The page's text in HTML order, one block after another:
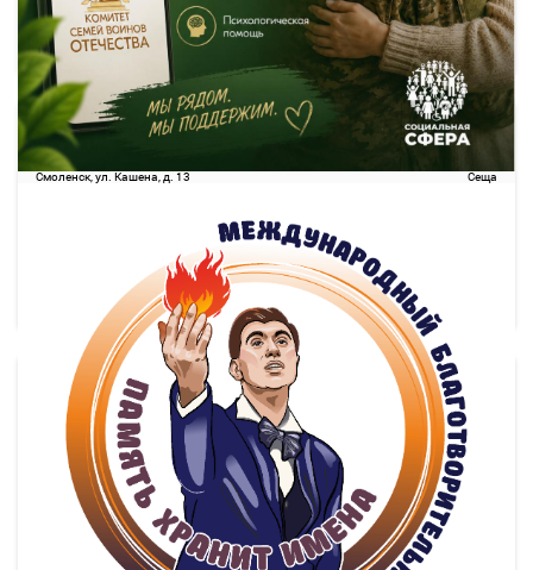
Детали рейса
Подробнее
о маршруте
16:30
Смоленск
Смоленск, ул. Кашена, д. 13
2 ч. 43 м 09 авг19:13
Сеща
Сеща
Детали рейса
Подробнее
о маршруте
17:20
Смоленск
Смоленск, ул. Кашена, д. 13
2 ч. 39 м 09 авг19:59
Сеща
Детали рейса
Подробнее
о маршруте
755.42 руб.
14 свободных мест
Выбрать